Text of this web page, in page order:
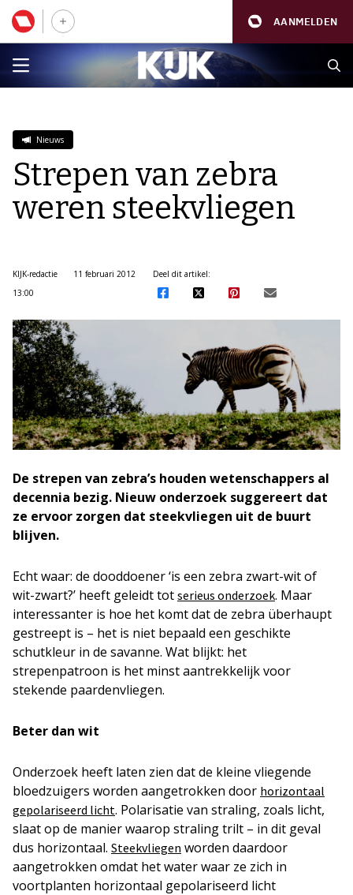
AANMELDEN
Nieuws
Strepen van zebra
weren steekvliegen
KIJK-redactie
11 februari 2012
13:00
Deel dit artikel:
De strepen van zebra’s houden wetenschappers al
decennia bezig. Nieuw onderzoek suggereert dat
ze ervoor zorgen dat steekvliegen uit de buurt
blijven.
Echt waar: de dooddoener ‘is een zebra zwart-wit of
wit-zwart?’ heeft geleidt tot serieus onderzoek. Maar
interessanter is hoe het komt dat de zebra überhaupt
gestreept is – het is niet bepaald een geschikte
schutkleur in de savanne. Wat blijkt: het
strepenpatroon is het minst aantrekkelijk voor
stekende paardenvliegen.
Beter dan wit
Onderzoek heeft laten zien dat de kleine vliegende
bloedzuigers worden aangetrokken door horizontaal
gepolariseerd licht. Polarisatie van straling, zoals licht,
slaat op de manier waarop straling trilt – in dit geval
dus horizontaal. Steekvliegen worden daardoor
aangetrokken omdat het water waar ze zich in
voortplanten horizontaal gepolariseerd licht